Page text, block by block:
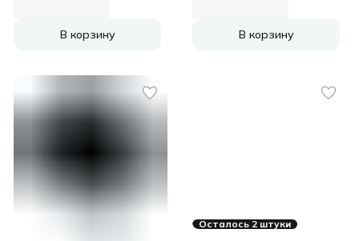
В корзину В корзину
Осталось 2 штуки